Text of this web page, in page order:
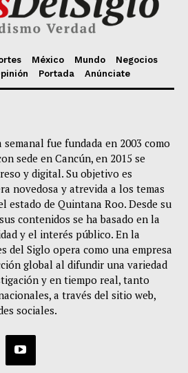
México Mundo
Negocios
Portada Anúnciate
fue fundada en 2003 como
sede en Cancún, en 2015 se
y digital. Su objetivo es
novedosa y atrevida a los temas
estado de Quintana Roo. Desde su
contenidos se ha basado en la
y el interés público. En la
del Siglo opera como una empresa
global al difundir una variedad
y en tiempo real, tanto
a través del sitio web,
sociales.